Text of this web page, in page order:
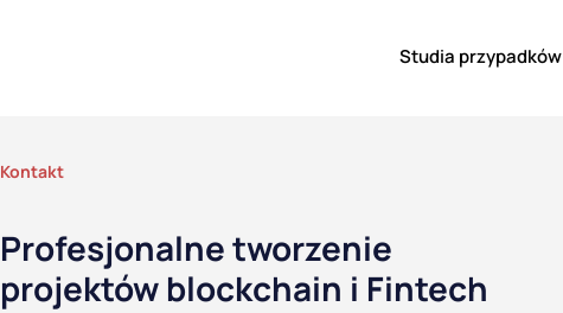
Studia przypadków
Kontakt
Profesjonalne tworzenie
projektów blockchain i Fintech